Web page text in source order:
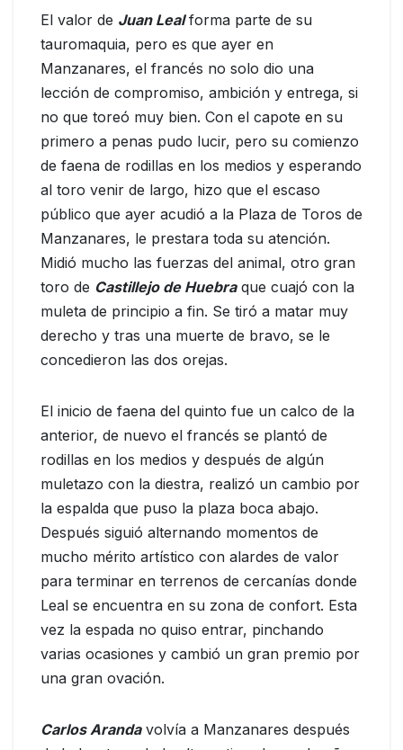
El valor de Juan Leal forma parte de su
tauromaquia, pero es que ayer en
Manzanares, el francés no solo dio una
lección de compromiso, ambición y entrega, si
no que toreó muy bien. Con el capote en su
primero a penas pudo lucir, pero su comienzo
de faena de rodillas en los medios y esperando
al toro venir de largo, hizo que el escaso
público que ayer acudió a la Plaza de Toros de
Manzanares, le prestara toda su atención.
Midió mucho las fuerzas del animal, otro gran
toro de Castillejo de Huebraque cuajó con la
muleta de principio a fin. Se tiró a matar muy
derecho y tras una muerte de bravo, se le
concedieron las dos orejas.
El inicio de faena del quinto fue un calco de la
anterior, de nuevo el francés se plantó de
rodillas en los medios y después de algún
muletazo con la diestra, realizó un cambio por
la espalda que puso la plaza boca abajo.
Después siguió alternando momentos de
mucho mérito artístico con alardes de valor
para terminar en terrenos de cercanías donde
Leal se encuentra en su zona de confort. Esta
vez la espada no quiso entrar, pinchando
varias ocasiones y cambió un gran premio por
una gran ovación.
Carlos Arandavolvía a Manzanares después